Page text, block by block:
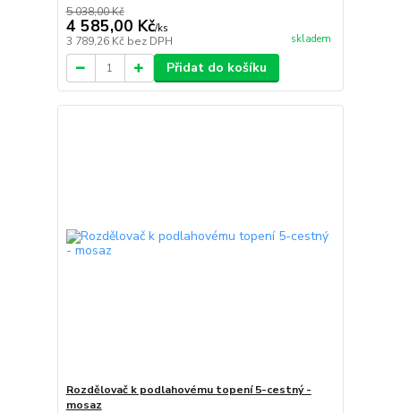
5 038,00 Kč
4 585,00 Kč/ks
3 789,26 Kč bez DPH skladem
Přidat do košíku
Rozdělovač k podlahovému topení 5-cestný -
mosaz